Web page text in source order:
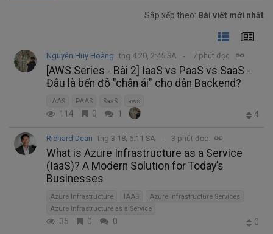
Sắp xếp theo: Bài viết mới nhất
Nguyễn Huy Hoàng thg 4 20, 2:45 SA 7 phút đọc
[AWS Series - Bài 2] IaaS vs PaaS vs SaaS -
Đâu là bến đỗ "chân ái" cho dân Backend?
IAAS PAAS SaaS aws
114 0 1 4
Richard Dean thg 3 18, 6:11 SA 3 phút đọc
What is Azure Infrastructure as a Service
(IaaS)? A Modern Solution for Today’s
Businesses
Azure Infrastructure IAAS
Azure Infrastructure Services
Azure Infrastructure as a Service
35 0 0 0